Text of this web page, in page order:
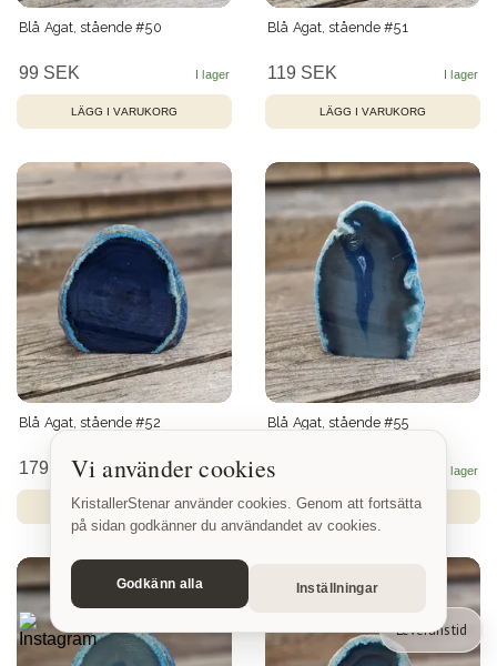
Blå Agat, stående #50
99 SEK
Blå Agat, stående #51
119 SEK
Blå Agat, stående #52
179 SEK
Blå Agat, stående #55
119 SEK
Vi använder cookies
KristallerStenar använder cookies. Genom att fortsätta
på sidan godkänner du användandet av cookies.
Godkänn alla Inställningar